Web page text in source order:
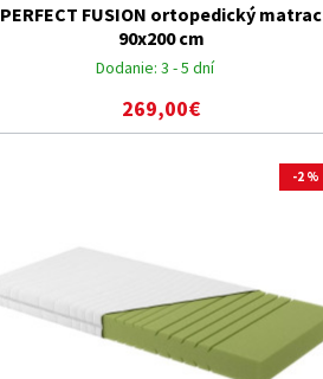
Dodanie: 3 - 5 dní
PERFECT FUSION ortopedický matrac
90x200 cm
269,00€
-2 %